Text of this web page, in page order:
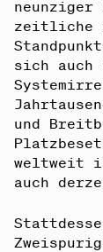
neunziger
zeitliche
sich auch
und
weltweit
auch